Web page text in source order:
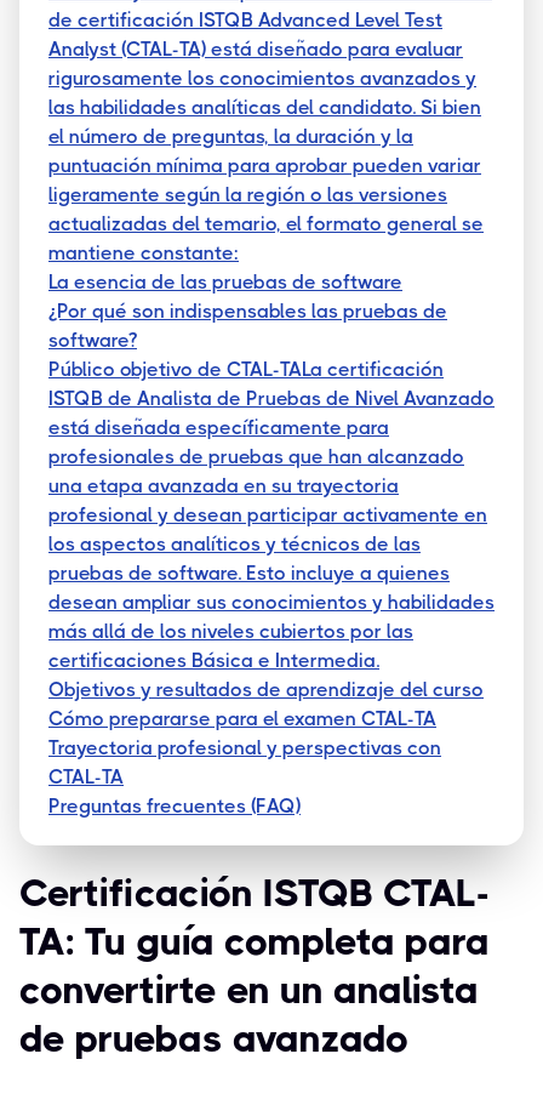
de certificación ISTQB Advanced Level Test
Analyst (CTAL-TA) está diseñado para evaluar
rigurosamente los conocimientos avanzados y
las habilidades analíticas del candidato. Si bien
el número de preguntas, la duración y la
puntuación mínima para aprobar pueden variar
ligeramente según la región o las versiones
actualizadas del temario, el formato general se
mantiene constante:
La esencia de las pruebas de software
¿Por qué son indispensables las pruebas de
software?
Público objetivo de CTAL-TALa certificación
ISTQB de Analista de Pruebas de Nivel Avanzado
está diseñada específicamente para
profesionales de pruebas que han alcanzado
una etapa avanzada en su trayectoria
profesional y desean participar activamente en
los aspectos analíticos y técnicos de las
pruebas de software. Esto incluye a quienes
desean ampliar sus conocimientos y habilidades
más allá de los niveles cubiertos por las
certificaciones Básica e Intermedia.
Objetivos y resultados de aprendizaje del curso
Cómo prepararse para el examen CTAL-TA
Trayectoria profesional y perspectivas con
CTAL-TA
Preguntas frecuentes (FAQ)
Certificación ISTQB CTAL-
TA: Tu guía completa para
convertirte en un analista
de pruebas avanzado